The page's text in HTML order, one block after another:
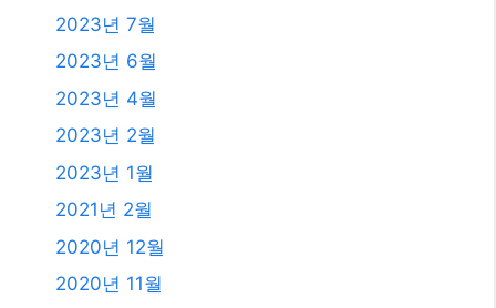
2023년 7월
2023년 6월
2023년 4월
2023년 2월
2023년 1월
2021년 2월
2020년 12월
2020년 11월